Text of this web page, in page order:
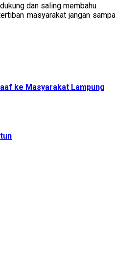
dan saling membahu.
masyarakat jangan
ke Masyarakat Lampung